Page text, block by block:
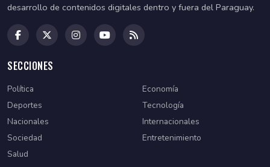
desarrollo de contenidos digitales dentro y fuera del Paraguay.
SECCIONES
Política
Economía
Deportes
Tecnología
Nacionales
Internacionales
Sociedad
Entretenimiento
Salud